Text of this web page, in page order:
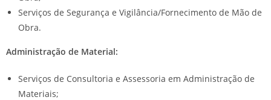
Serviços de Segurança e Vigilância/Fornecimento de Mão de
Obra.
Administração de Material:
Serviços de Consultoria e Assessoria em Administração de
Materiais;